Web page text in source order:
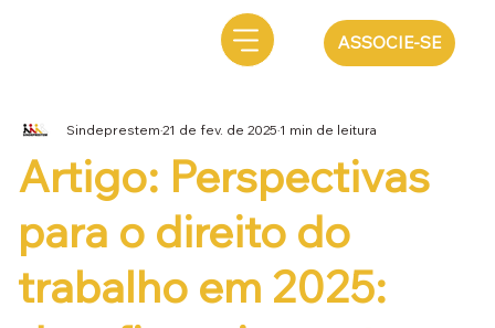
ASSOCIE-SE
Artigo: Perspectivas
para o direito do
trabalho em 2025:
Sindeprestem21 de fev. de 20251 min de leitura